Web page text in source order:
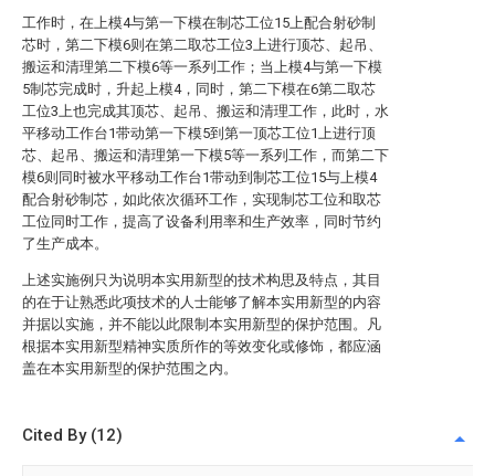
工作时，在上模4与第一下模在制芯工位15上配合射砂制
芯时，第二下模6则在第二取芯工位3上进行顶芯、起吊、
搬运和清理第二下模6等一系列工作；当上模4与第一下模
5制芯完成时，升起上模4，同时，第二下模在6第二取芯
工位3上也完成其顶芯、起吊、搬运和清理工作，此时，水
平移动工作台1带动第一下模5到第一顶芯工位1上进行顶
芯、起吊、搬运和清理第一下模5等一系列工作，而第二下
模6则同时被水平移动工作台1带动到制芯工位15与上模4
配合射砂制芯，如此依次循环工作，实现制芯工位和取芯
工位同时工作，提高了设备利用率和生产效率，同时节约
了生产成本。
上述实施例只为说明本实用新型的技术构思及特点，其目
的在于让熟悉此项技术的人士能够了解本实用新型的内容
并据以实施，并不能以此限制本实用新型的保护范围。凡
根据本实用新型精神实质所作的等效变化或修饰，都应涵
盖在本实用新型的保护范围之内。
Cited By (12)